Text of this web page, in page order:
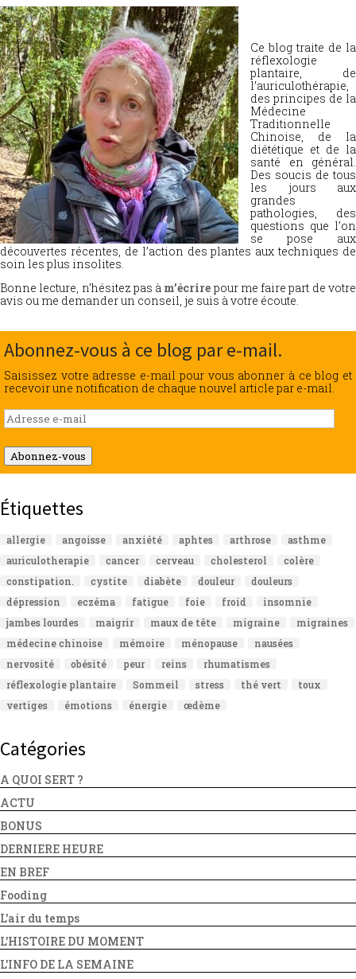
Ce blog traite de la
réflexologie
plantaire, de
l’auriculothérapie,
des principes de la
Médecine
Traditionnelle
Chinoise, de la
diététique et de la
santé en général.
Des soucis de tous
les jours aux
grandes
pathologies, des
questions que l’on
se pose aux
découvertes récentes, de l’action des plantes aux techniques de
soin les plus insolites.
Bonne lecture, n’hésitez pas à m’écrire pour me faire part de votre
avis ou me demander un conseil, je suis à votre écoute.
Abonnez-vous à ce blog par e-mail.
Saisissez votre adresse e-mail pour vous abonner à ce blog et
recevoir une notification de chaque nouvel article par e-mail.
Adresse
e-
mail
Abonnez-vous
Étiquettes
allergie angoisse anxiété aphtes arthrose
asthme
auriculotherapie
cancer cerveau cholesterol
colère
constipation.
cystite diabète douleur
douleurs
dépression
eczéma fatigue foie froid
insomnie
jambes lourdes
maigrir maux de tête migraine
migraines
médecine chinoise
mémoire ménopause
nausées
nervosité
obésité peur reins
rhumatismes
réflexologie plantaire
Sommeil stress thé vert
toux
vertiges
émotions énergie œdème
Catégories
A QUOI SERT ?
ACTU
BONUS
DERNIERE HEURE
EN BREF
Fooding
L'air du temps
L'HISTOIRE DU MOMENT
L'INFO DE LA SEMAINE